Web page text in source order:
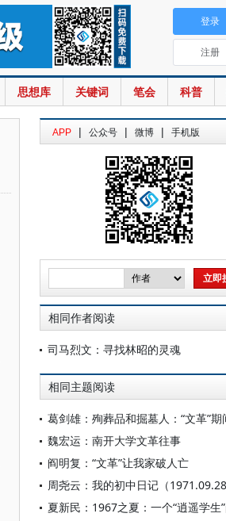
思想库 关键词 笔会 科普
登录
注册
APP | 公众号 | 微博 | 手机版
相同作者阅读
司马烈文：寻找林昭的灵魂
相同主题阅读
魏宏运：南开大学文革往事
阎明复：“文革”让我家破人亡